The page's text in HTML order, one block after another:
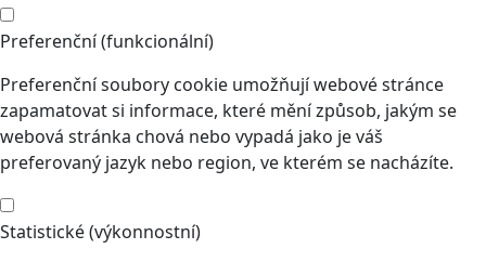
Preferenční (funkcionální)
Preferenční soubory cookie umožňují webové stránce
zapamatovat si informace, které mění způsob, jakým se
webová stránka chová nebo vypadá jako je váš
preferovaný jazyk nebo region, ve kterém se nacházíte.
Statistické (výkonnostní)